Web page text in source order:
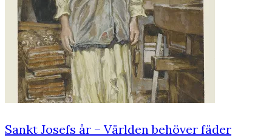
Sankt Josefs år – Världen behöver fäder